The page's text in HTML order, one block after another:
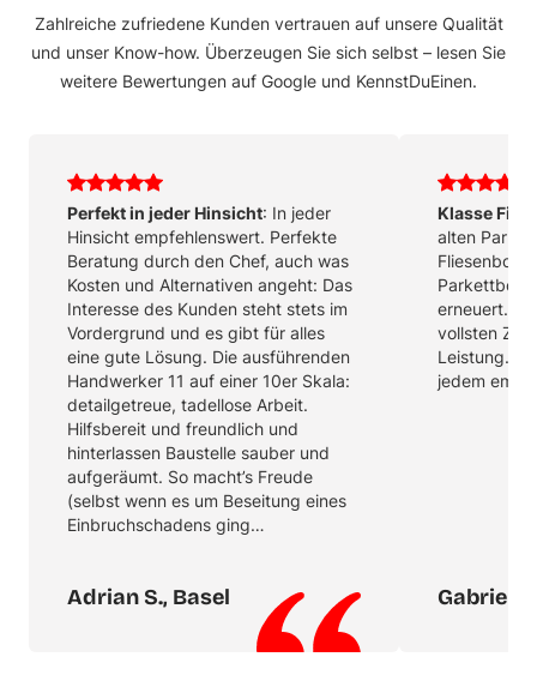
Zahlreiche zufriedene Kunden vertrauen auf unsere Qualität
und unser Know-how. Überzeugen Sie sich selbst – lesen Sie
weitere Bewertungen auf Google und KennstDuEinen.
Perfekt in jeder Hinsicht: In jeder
Hinsicht empfehlenswert. Perfekte
Beratung durch den Chef, auch was
Kosten und Alternativen angeht: Das
Interesse des Kunden steht stets im
Vordergrund und es gibt für alles
eine gute Lösung. Die ausführenden
Handwerker 11 auf einer 10er Skala:
detailgetreue, tadellose Arbeit.
Hilfsbereit und freundlich und
hinterlassen Baustelle sauber und
aufgeräumt. So macht’s Freude
(selbst wenn es um Beseitung eines
Einbruchschadens ging…
Adrian S., Basel
Klasse
alten
erneuert.
vollsten
Leistung.
jedem
Gabriele